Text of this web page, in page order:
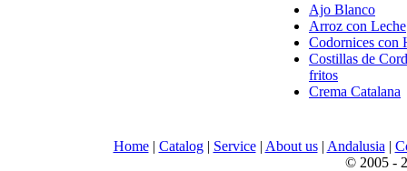
Ajo Blanco
Arroz con Leche
Codornices con
Costillas de
fritos
Crema Catalana
Home| Catalog| Service| About us| Andalusia |
© 2005 -